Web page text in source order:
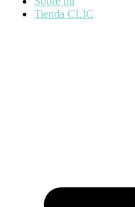
Tienda CLIC